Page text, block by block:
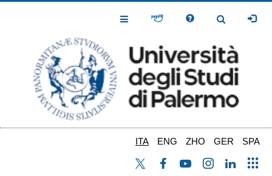
Toggle
Toggle
ITA ENG ZHO GER SPA